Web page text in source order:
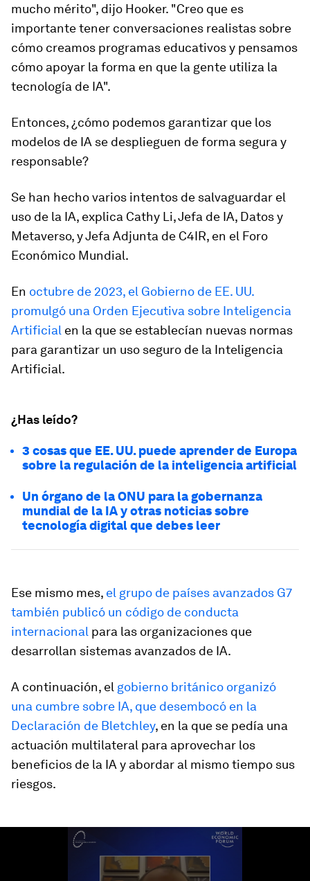
mucho mérito", dijo Hooker. "Creo que es
importante tener conversaciones realistas sobre
cómo creamos programas educativos y pensamos
cómo apoyar la forma en que la gente utiliza la
tecnología de IA".
Entonces, ¿cómo podemos garantizar que los
modelos de IA se desplieguen de forma segura y
responsable?
Se han hecho varios intentos de salvaguardar el
uso de la IA, explica Cathy Li, Jefa de IA, Datos y
Metaverso, y Jefa Adjunta de C4IR, en el Foro
Económico Mundial.
En octubre de 2023, el Gobierno de EE. UU.
promulgó una Orden Ejecutiva sobre Inteligencia
Artificial en la que se establecían nuevas normas
para garantizar un uso seguro de la Inteligencia
Artificial.
¿Has leído?
3 cosas que EE. UU. puede aprender de Europa
sobre la regulación de la inteligencia artificial
Un órgano de la ONU para la gobernanza
mundial de la IA y otras noticias sobre
tecnología digital que debes leer
Ese mismo mes, el grupo de países avanzados G7
también publicó un código de conducta
internacional para las organizaciones que
desarrollan sistemas avanzados de IA.
A continuación, el gobierno británico organizó
una cumbre sobre IA, que desembocó en la
Declaración de Bletchley, en la que se pedía una
actuación multilateral para aprovechar los
beneficios de la IA y abordar al mismo tiempo sus
riesgos.